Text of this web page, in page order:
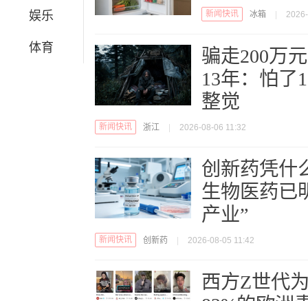
娱乐
体育
新闻快讯 冰箱
骗走200万
13年：怕了
整觉
新闻快讯 浙江 2026-08-06 11:32
创新药凭什
生物医药已
产业”
新闻快讯 创新药 2026-08-05 11:42
西方Z世代